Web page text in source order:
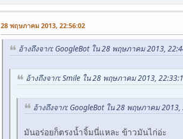
28 พฤษภาคม 2013, 22:56:02
อ้างถึงจาก: GoogleBot ใน 28 พฤษภาคม 2013,
อ้างถึงจาก: Smile ใน 28 พฤษภาคม 2013,
อ้างถึงจาก: GoogleBot ใน 28 พฤษภาคม 2013,
มันอร่อยก็ตรงน้ำจิ้มนี่แหละ ข้าวมันไก่อ่ะ